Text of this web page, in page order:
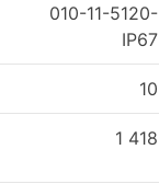
010-11-5120-
IP67
10
1 418